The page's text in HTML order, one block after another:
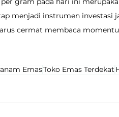
menjadi instrumen investasi
cermat membaca
EmasToko Emas Terdekat